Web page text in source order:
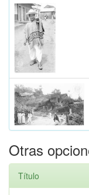
Otras
Título